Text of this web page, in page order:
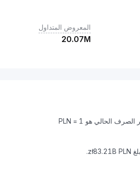
المعروض المتداول
20.07M
زلوتي بولندي هي عملة رقمية يمكن تحويلها إلى Bitcoin (BTC) على Bybit. سعر الصرف الحالي هو 1 PLN =